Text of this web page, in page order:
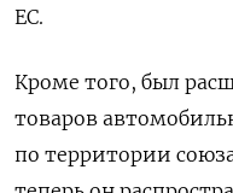
ЕС.
Кроме того, был
товаров
по территории